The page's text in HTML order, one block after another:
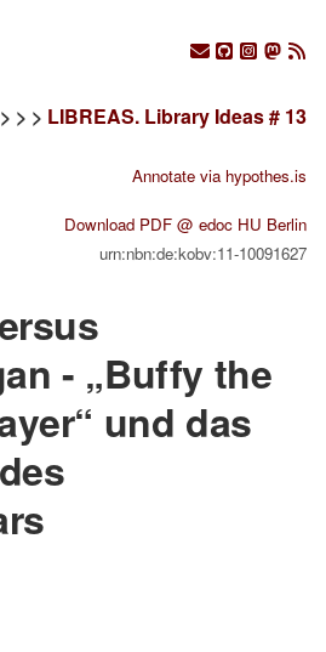
> > > LIBREAS. Library Ideas # 13
Annotate via hypothes.is
Download PDF @ edoc HU Berlin
urn:nbn:de:kobv:11-10091627
- „Buffy the
und das